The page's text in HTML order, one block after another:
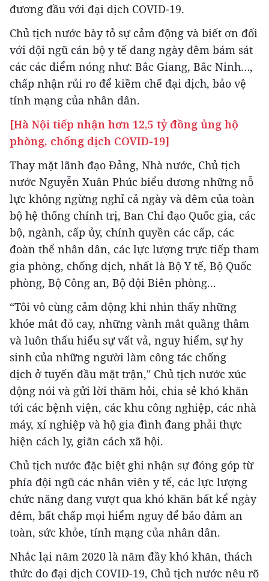
đương đầu với đại dịch COVID-19.
Chủ tịch nước bày tỏ sự cảm động và biết ơn đối
với đội ngũ cán bộ y tế đang ngày đêm bám sát
các các điểm nóng như: Bắc Giang, Bắc Ninh…,
chấp nhận rủi ro để kiềm chế đại dịch, bảo vệ
tính mạng của nhân dân.
[Hà Nội tiếp nhận hơn 12,5 tỷ đồng ủng hộ
phòng, chống dịch COVID-19]
Thay mặt lãnh đạo Đảng, Nhà nước, Chủ tịch
nước Nguyễn Xuân Phúc biểu dương những nỗ
lực không ngừng nghỉ cả ngày và đêm của toàn
bộ hệ thống chính trị, Ban Chỉ đạo Quốc gia, các
bộ, ngành, cấp ủy, chính quyền các cấp, các
đoàn thể nhân dân, các lực lượng trực tiếp tham
gia phòng, chống dịch, nhất là Bộ Y tế, Bộ Quốc
phòng, Bộ Công an, Bộ đội Biên phòng...
“Tôi vô cùng cảm động khi nhìn thấy những
khóe mắt đỏ cay, những vành mắt quầng thâm
và luôn thấu hiểu sự vất vả, nguy hiểm, sự hy
sinh của những người làm công tác chống
dịch ở tuyến đầu mặt trận," Chủ tịch nước xúc
động nói và gửi lời thăm hỏi, chia sẻ khó khăn
tới các bệnh viện, các khu công nghiệp, các nhà
máy, xí nghiệp và hộ gia đình đang phải thực
hiện cách ly, giãn cách xã hội.
Chủ tịch nước đặc biệt ghi nhận sự đóng góp từ
phía đội ngũ các nhân viên y tế, các lực lượng
chức năng đang vượt qua khó khăn bất kể ngày
đêm, bất chấp mọi hiểm nguy để bảo đảm an
toàn, sức khỏe, tính mạng của nhân dân.
Nhắc lại năm 2020 là năm đầy khó khăn, thách
thức do đại dịch COVID-19, Chủ tịch nước nêu rõ